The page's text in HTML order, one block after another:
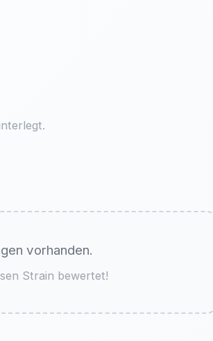
vorhanden.
Strain bewertet!